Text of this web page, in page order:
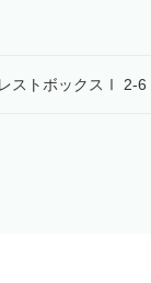
ストボックスⅠ 2-6